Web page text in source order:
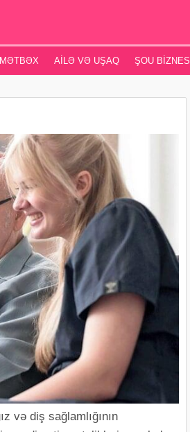
MƏTBƏX AILƏ VƏ UŞAQ ŞOU BIZNES
və diş sağlamlığının